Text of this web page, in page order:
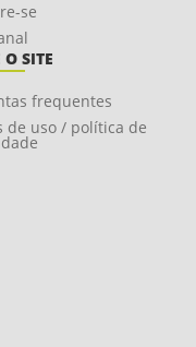
se
O SITE
frequentes
de uso / política de